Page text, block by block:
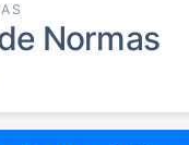
Normas